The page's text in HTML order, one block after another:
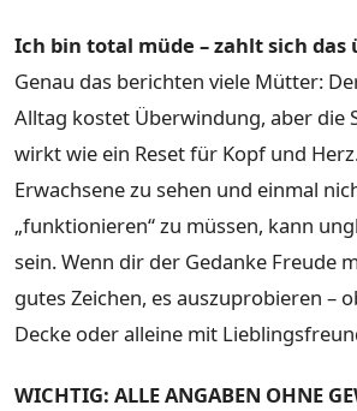
Ich bin total müde – zahlt sich das
Genau das berichten viele Mütter:
Alltag kostet Überwindung, aber die
wirkt wie ein Reset für Kopf und
Erwachsene zu sehen und einmal
„funktionieren“ zu müssen, kann
sein. Wenn dir der Gedanke Freude
gutes Zeichen, es auszuprobieren –
Decke oder alleine mit
WICHTIG: ALLE ANGABEN OHNE